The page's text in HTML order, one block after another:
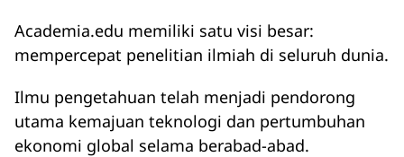
Academia.edu memiliki satu visi besar:
mempercepat penelitian ilmiah di seluruh dunia.
Ilmu pengetahuan telah menjadi pendorong
utama kemajuan teknologi dan pertumbuhan
ekonomi global selama berabad-abad.